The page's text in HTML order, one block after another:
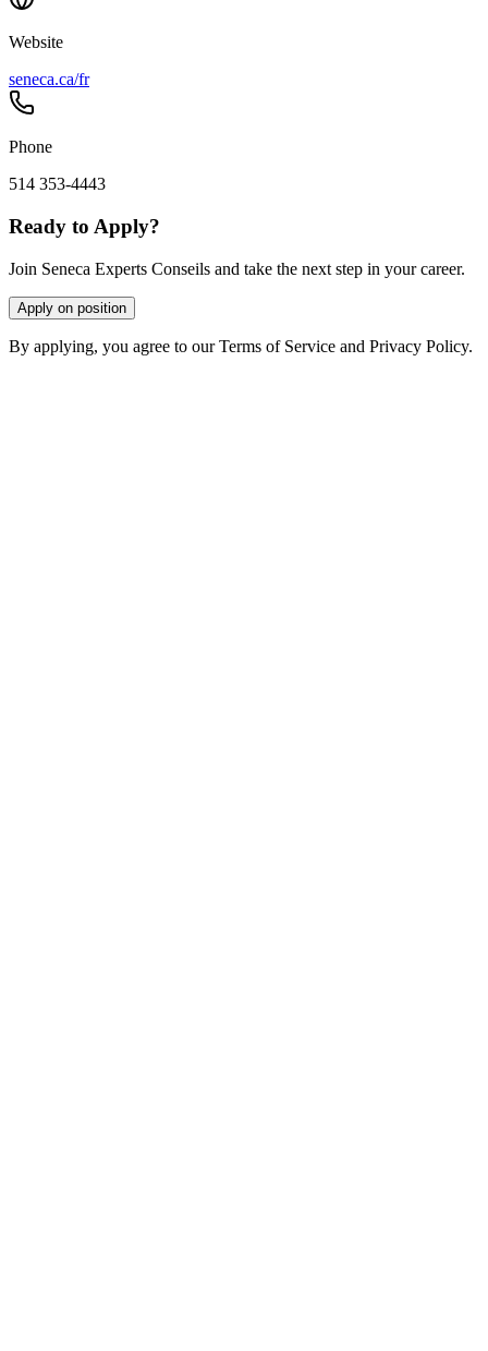
Website
seneca.ca/fr
Phone
514 353-4443
Ready to Apply?
Join Seneca Experts Conseils and take the next step in your career.
Apply on position
By applying, you agree to our Terms of Service and Privacy Policy.